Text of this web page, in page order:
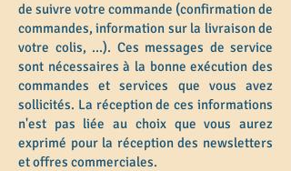
de suivre votre commande (confirmation de
commandes, information sur la livraison de
votre colis, ...). Ces messages de service
sont nécessaires à la bonne exécution des
commandes et services que vous avez
sollicités. La réception de ces informations
n'est pas liée au choix que vous aurez
exprimé pour la réception des newsletters
et offres commerciales.